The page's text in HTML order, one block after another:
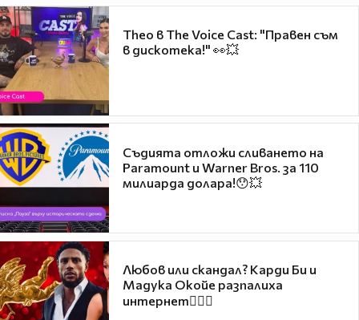
Theo в The Voice Cast: "Правен съм
в дискотека!" 👀💥
Съдията отложи сливането на
Paramount и Warner Bros. за 110
милиарда долара!😯💥
Любов или скандал? Карди Би и
Мадука Окойе разпалиха
интернет❤️‍🔥🔥